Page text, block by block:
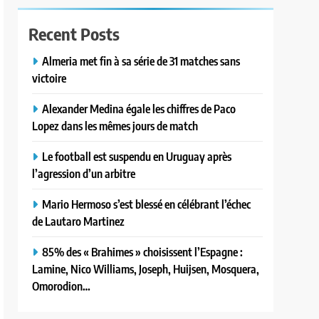
Recent Posts
Almeria met fin à sa série de 31 matches sans
victoire
Alexander Medina égale les chiffres de Paco
Lopez dans les mêmes jours de match
Le football est suspendu en Uruguay après
l’agression d’un arbitre
Mario Hermoso s’est blessé en célébrant l’échec
de Lautaro Martinez
85% des « Brahimes » choisissent l’Espagne :
Lamine, Nico Williams, Joseph, Huijsen, Mosquera,
Omorodion…